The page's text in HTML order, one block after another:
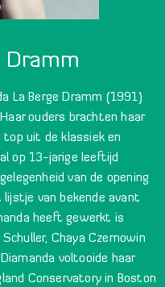
Dramm
La Berge Dramm (1991)
ouders brachten haar
uit de klassiek en
op 13-jarige leeftijd
van de opening
van bekende avant
heeft gewerkt is
Chaya Czernowin
voltooide haar
Conservatory in Boston